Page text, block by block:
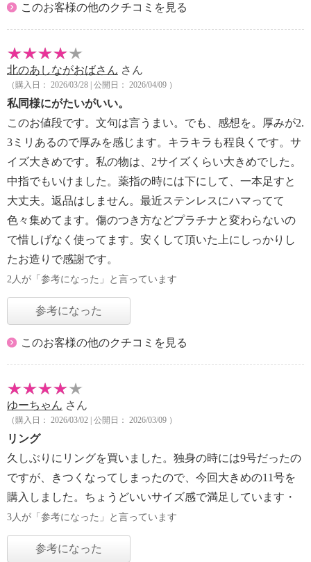
このお客様の他のクチコミを見る
北のあしながおばさん さん
（購入日： 2026/03/28 | 公開日： 2026/04/09 ）
私同様にがたいがいい。
このお値段です。文句は言うまい。でも、感想を。厚みが2.
3ミリあるので厚みを感じます。キラキラも程良くです。サ
イズ大きめです。私の物は、2サイズくらい大きめでした。
中指でもいけました。薬指の時には下にして、一本足すと
大丈夫。返品はしません。最近ステンレスにハマってて
色々集めてます。傷のつき方などプラチナと変わらないの
で惜しげなく使ってます。安くして頂いた上にしっかりし
たお造りで感謝です。
2人が「参考になった」と言っています
参考になった
このお客様の他のクチコミを見る
ゆーちゃん さん
（購入日： 2026/03/02 | 公開日： 2026/03/09 ）
リング
久しぶりにリングを買いました。独身の時には9号だったの
ですが、きつくなってしまったので、今回大きめの11号を
購入しました。ちょうどいいサイズ感で満足しています・
3人が「参考になった」と言っています
参考になった